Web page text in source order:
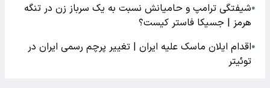
●شیفتگی ترامپ و حامیانش نسبت به یک سرباز زن در تنگه
هرمز | جسیکا فاستر کیست؟
●اقدام ایلان ماسک علیه ایران | تغییر پرچم رسمی ایران در
توئیتر